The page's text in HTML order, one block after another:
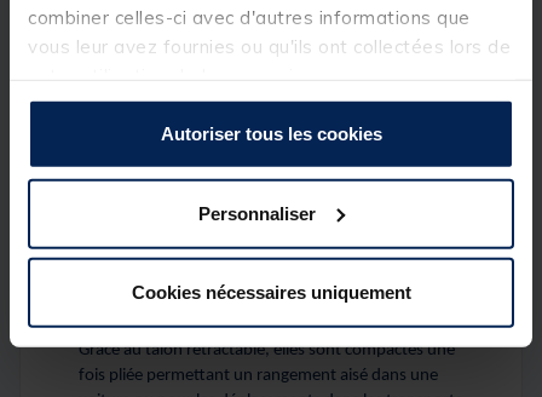
combiner celles-ci avec d'autres informations que
vous leur avez fournies ou qu'ils ont collectées lors de
Autoriser tous les cookies
Personnaliser
Cookies nécessaires uniquement
Avec leur blank en carbone TORAY hyper solide, les
cannes NOMAD XTR offrent un rapport qualité / prix
Grâce au talon rétractable, elles sont compactes une
fois pliée permettant un rangement aisé dans une